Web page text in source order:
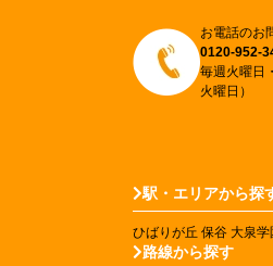
お電話のお
0120-952-
毎週火曜日
火曜日）
駅・エリアから探
ひばりが丘 保谷 大泉学
路線から探す